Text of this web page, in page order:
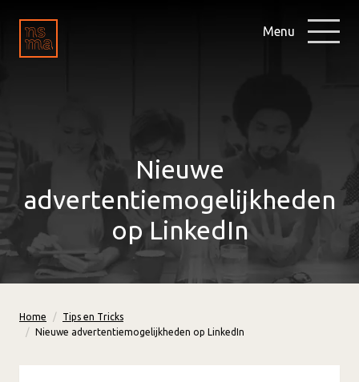
Menu
Nieuwe
advertentiemogelijkheden
op LinkedIn
Home
Tips en Tricks
Nieuwe advertentiemogelijkheden op LinkedIn